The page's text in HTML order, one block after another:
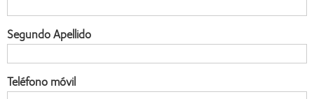
Segundo Apellido
Teléfono móvil